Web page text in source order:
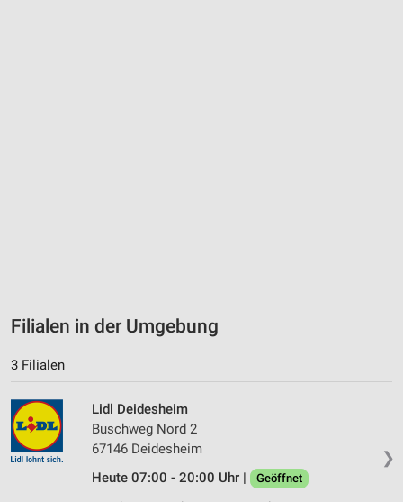
Filialen in der Umgebung
3 Filialen
❯
Lidl Deidesheim
Buschweg Nord 2
67146 Deidesheim
Heute 07:00 - 20:00 Uhr |
Geöffnet